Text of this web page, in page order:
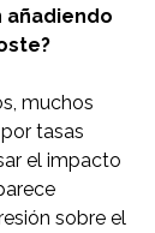
muchos
tasas
el impacto
sobre el